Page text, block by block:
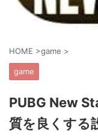
HOME >game >
game
PUBG New
質を良くする